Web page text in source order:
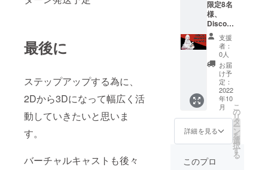
最後に
ステップアップする為に、
2Dから3Dになって幅広く活
動していきたいと思いま
す。
バーチャルキャストも後々
すので
住所お
願い致
しま
す。 お
間違え
ないよ
うにお
願いし
ます。
限定8名
様、
Discord
で1時間
程お話
をしま
せん
か？ 時
期は8
月〜8名
様のお
日にち
と、お
時間が
合う時
にいろ
いろな
お話を
支援
者：
0人
お届
け予
定：
2022
年10
月
詳細を見る
こ
の
リ
タ
ー
ン
を
選
択
す
る
このプロ